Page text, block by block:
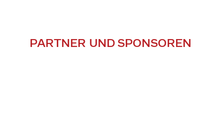
PARTNER UND SPONSOREN